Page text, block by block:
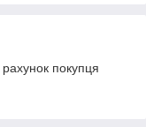
покупця